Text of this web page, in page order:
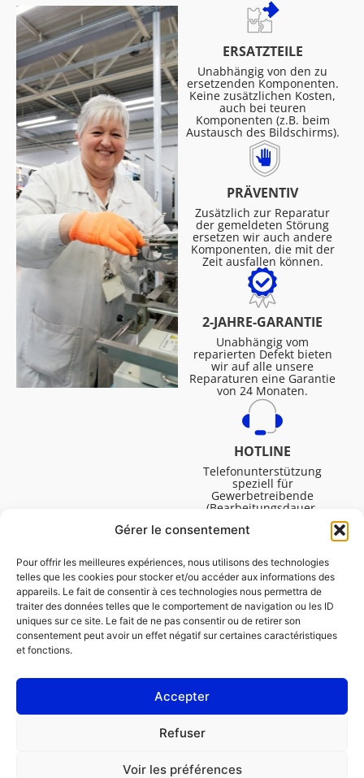
Gérer le consentement
Pour offrir les meilleures expériences, nous utilisons des technologies
telles que les cookies pour stocker et/ou accéder aux informations des
appareils. Le fait de consentir à ces technologies nous permettra de
traiter des données telles que le comportement de navigation ou les ID
uniques sur ce site. Le fait de ne pas consentir ou de retirer son
consentement peut avoir un effet négatif sur certaines caractéristiques
et fonctions.
Accepter
Refuser
Voir les préférences
ERSATZTEILE
Unabhängig von den zu
ersetzenden Komponenten.
Keine zusätzlichen Kosten,
auch bei teuren
Komponenten (z.B. beim
Austausch des Bildschirms).
PRÄVENTIV
Zusätzlich zur Reparatur
der gemeldeten Störung
ersetzen wir auch andere
Komponenten, die mit der
Zeit ausfallen können.
2-JAHRE-GARANTIE
Unabhängig vom
reparierten Defekt bieten
wir auf alle unsere
Reparaturen eine Garantie
von 24 Monaten.
HOTLINE
Telefonunterstützung
speziell für
Gewerbetreibende
(Bearbeitungsdauer,
technische Assistenz usw.).
Montag bis Freitag von